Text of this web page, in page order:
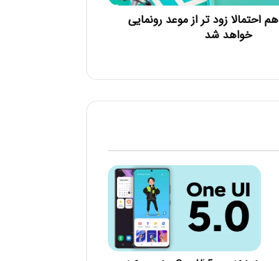
وانپلاس 9 هم احتمالا زود تر از موعد رونمایی
خواهد شد